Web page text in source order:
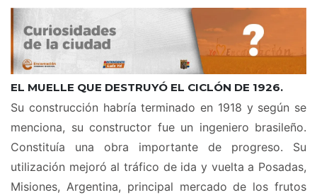
EL MUELLE QUE DESTRUYÓ EL CICLÓN DE 1926.
Su construcción habría terminado en 1918 y según se
menciona, su constructor fue un ingeniero brasileño.
Constituía una obra importante de progreso. Su
utilización mejoró al tráfico de ida y vuelta a Posadas,
Misiones, Argentina, principal mercado de los frutos